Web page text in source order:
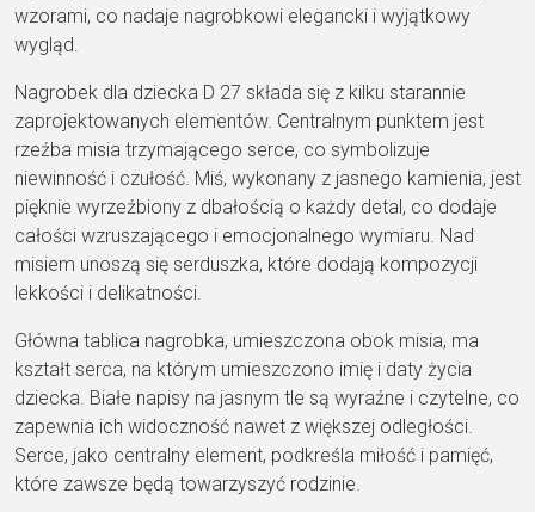
wzorami, co nadaje nagrobkowi elegancki i wyjątkowy
wygląd.
Nagrobek dla dziecka D 27 składa się z kilku starannie
zaprojektowanych elementów. Centralnym punktem jest
rzeźba misia trzymającego serce, co symbolizuje
niewinność i czułość. Miś, wykonany z jasnego kamienia, jest
pięknie wyrzeźbiony z dbałością o każdy detal, co dodaje
całości wzruszającego i emocjonalnego wymiaru. Nad
misiem unoszą się serduszka, które dodają kompozycji
lekkości i delikatności.
Główna tablica nagrobka, umieszczona obok misia, ma
kształt serca, na którym umieszczono imię i daty życia
dziecka. Białe napisy na jasnym tle są wyraźne i czytelne, co
zapewnia ich widoczność nawet z większej odległości.
Serce, jako centralny element, podkreśla miłość i pamięć,
które zawsze będą towarzyszyć rodzinie.